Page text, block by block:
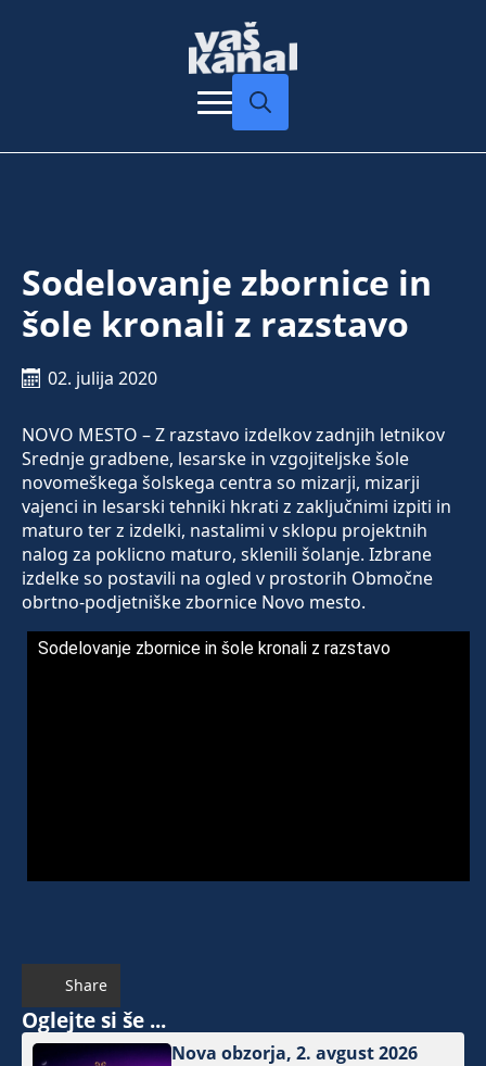
Sodelovanje zbornice in
šole kronali z razstavo
02. julija 2020
NOVO MESTO – Z razstavo izdelkov zadnjih letnikov
Srednje gradbene, lesarske in vzgojiteljske šole
novomeškega šolskega centra so mizarji, mizarji
vajenci in lesarski tehniki hkrati z zaključnimi izpiti in
maturo ter z izdelki, nastalimi v sklopu projektnih
nalog za poklicno maturo, sklenili šolanje. Izbrane
izdelke so postavili na ogled v prostorih Območne
obrtno-podjetniške zbornice Novo mesto.
Sodelovanje zbornice in šole kronali z razstavo
Share
Oglejte si še ...
Nova obzorja, 2. avgust 2026